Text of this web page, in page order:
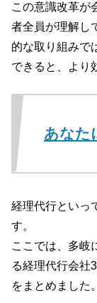
この意識改革が
者全員が理解し
的な取り組みで
できると、より
あなた
経理代行といっ
す。
ここでは、多岐
る経理代行会社
をまとめました。